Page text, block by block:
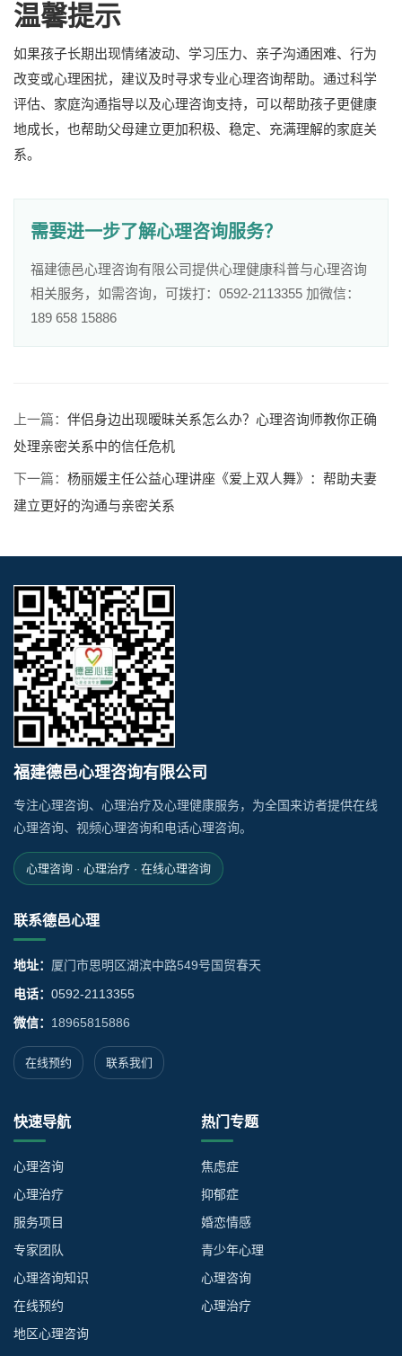
温馨提示
如果孩子长期出现情绪波动、学习压力、亲子沟通困难、行为
改变或心理困扰，建议及时寻求专业心理咨询帮助。通过科学
评估、家庭沟通指导以及心理咨询支持，可以帮助孩子更健康
地成长，也帮助父母建立更加积极、稳定、充满理解的家庭关
系。
需要进一步了解心理咨询服务？
福建德邑心理咨询有限公司提供心理健康科普与心理咨询
相关服务，如需咨询，可拨打：0592-2113355 加微信：
189 658 15886
上一篇： 伴侣身边出现暧昧关系怎么办？心理咨询师教你正确
处理亲密关系中的信任危机
下一篇： 杨丽媛主任公益心理讲座《爱上双人舞》：帮助夫妻
建立更好的沟通与亲密关系
福建德邑心理咨询有限公司
专注心理咨询、心理治疗及心理健康服务，为全国来访者提供在线
心理咨询、视频心理咨询和电话心理咨询。
心理咨询 · 心理治疗 · 在线心理咨询
联系德邑心理
地址： 厦门市思明区湖滨中路549号国贸春天
电话： 0592-2113355
微信： 18965815886
在线预约 联系我们
快速导航
心理咨询
心理治疗
服务项目
专家团队
心理咨询知识
在线预约
地区心理咨询
热门专题
焦虑症
抑郁症
婚恋情感
青少年心理
心理咨询
心理治疗